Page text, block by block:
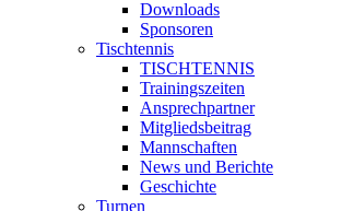
Downloads
Sponsoren
Tischtennis
TISCHTENNIS
Trainingszeiten
Ansprechpartner
Mitgliedsbeitrag
Mannschaften
News und Berichte
Geschichte
Turnen